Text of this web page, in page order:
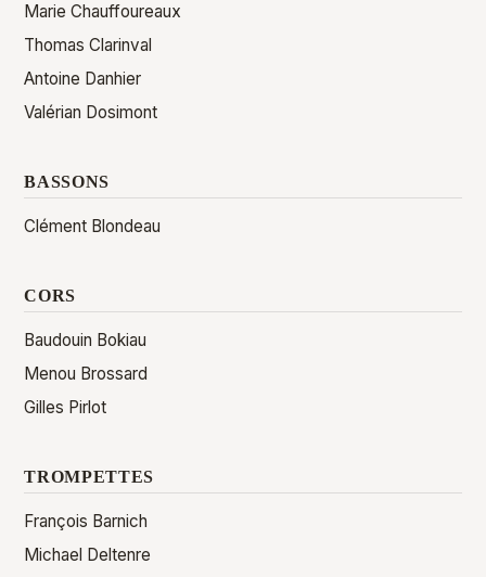
Marie Chauffoureaux
Thomas Clarinval
Antoine Danhier
Valérian Dosimont
BASSONS
Clément Blondeau
CORS
Baudouin Bokiau
Menou Brossard
Gilles Pirlot
TROMPETTES
François Barnich
Michael Deltenre